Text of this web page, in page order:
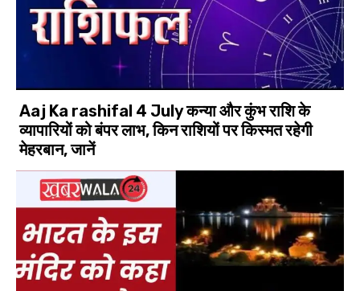
Aaj Ka rashifal 4 July कन्या और कुंभ राशि के
व्यापारियों को बंपर लाभ, किन राशियों पर किस्मत रहेगी
मेहरबान, जानें